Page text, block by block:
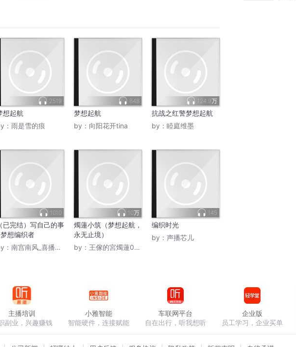
2519
想起航
： 雨是雪的痕
848
梦想起航
by： 向阳花开tina
124.9万
抗战之红警梦想起航
by： 睦庭维墨
1010
（已完结）写自己的事
| 梦想编织者
： 南宫南风_喜播声工场
10万
燭蓮小筑（梦想起航，
永无止境）
by： 王傢的宮燭蓮0405
145
编织时光
by： 声播芯儿
主播培训
副业，兴趣赚钱
小雅智能
智能硬件，连接赋能
车联网平台
自在出行，听我想听
企业版
员工学习，企业买单